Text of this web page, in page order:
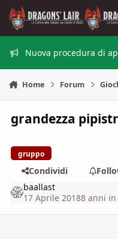
Vai al contenuto
Nuova procedura di
Home Forum
grandezza
gruppo
Condividi
baallast
17 Aprile 20188 anni in